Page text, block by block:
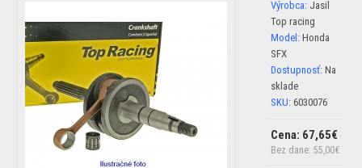
Výrobca: Jasil
Top racing
Model: Honda
SFX
Dostupnosť: Na
sklade
SKU: 6030076
Cena: 67,65€
Bez dane: 55,00€